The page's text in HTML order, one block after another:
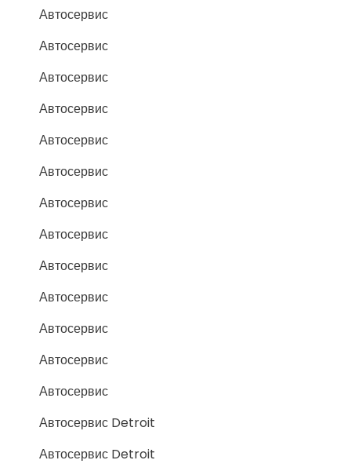
Автосервис
Автосервис
Автосервис
Автосервис
Автосервис
Автосервис
Автосервис
Автосервис
Автосервис
Автосервис
Автосервис
Автосервис
Автосервис
Автосервис Detroit
Автосервис Detroit